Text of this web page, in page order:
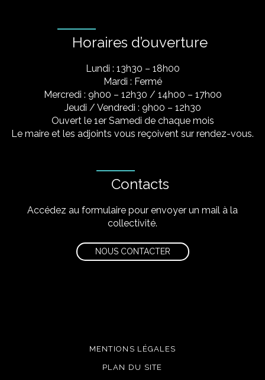
Horaires d’ouverture
Lundi : 13h30 – 18h00
Mardi : Fermé
Mercredi : 9h00 – 12h30 / 14h00 – 17h00
Jeudi / Vendredi : 9h00 – 12h30
Ouvert le 1er Samedi de chaque mois
Le maire et les adjoints vous reçoivent sur rendez-vous.
Contacts
Accédez au formulaire pour envoyer un mail à la
collectivité.
NOUS CONTACTER
MENTIONS LÉGALES
PLAN DU SITE